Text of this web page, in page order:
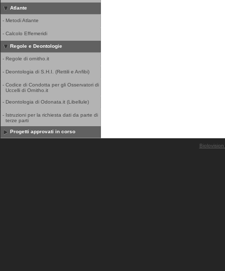
Atlante
- Metodi Atlante
- Calcolo Effemeridi
Regole e Deontologie
- Regole di ornitho.it
- Deontologia di S.H.I. (Rettili e Anfibi)
- Codice di Condotta per gli Osservatori di
Uccelli di Ornitho.it
- Deontologia di Odonata.it (Libellule)
- Istruzioni per la richiesta dati da parte di
terze parti
Progetti approvati in corso
Biolovision